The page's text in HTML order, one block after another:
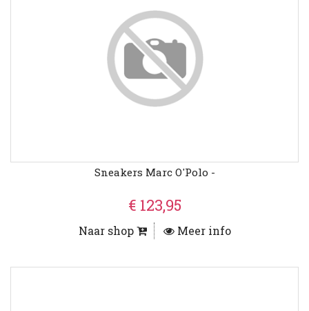
Sneakers Marc O'Polo -
€ 123,95
Naar shop Meer info